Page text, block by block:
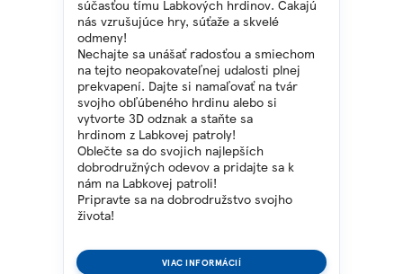
súčasťou tímu Labkových hrdinov. Čakajú
nás vzrušujúce hry, súťaže a skvelé
odmeny!
Nechajte sa unášať radosťou a smiechom
na tejto neopakovateľnej udalosti plnej
prekvapení. Dajte si namaľovať na tvár
svojho obľúbeného hrdinu alebo si
vytvorte 3D odznak a staňte sa
hrdinom z Labkovej patroly!
Oblečte sa do svojich najlepších
dobrodružných odevov a pridajte sa k
nám na Labkovej patroli!
Pripravte sa na dobrodružstvo svojho
života!
VIAC INFORMÁCIÍ